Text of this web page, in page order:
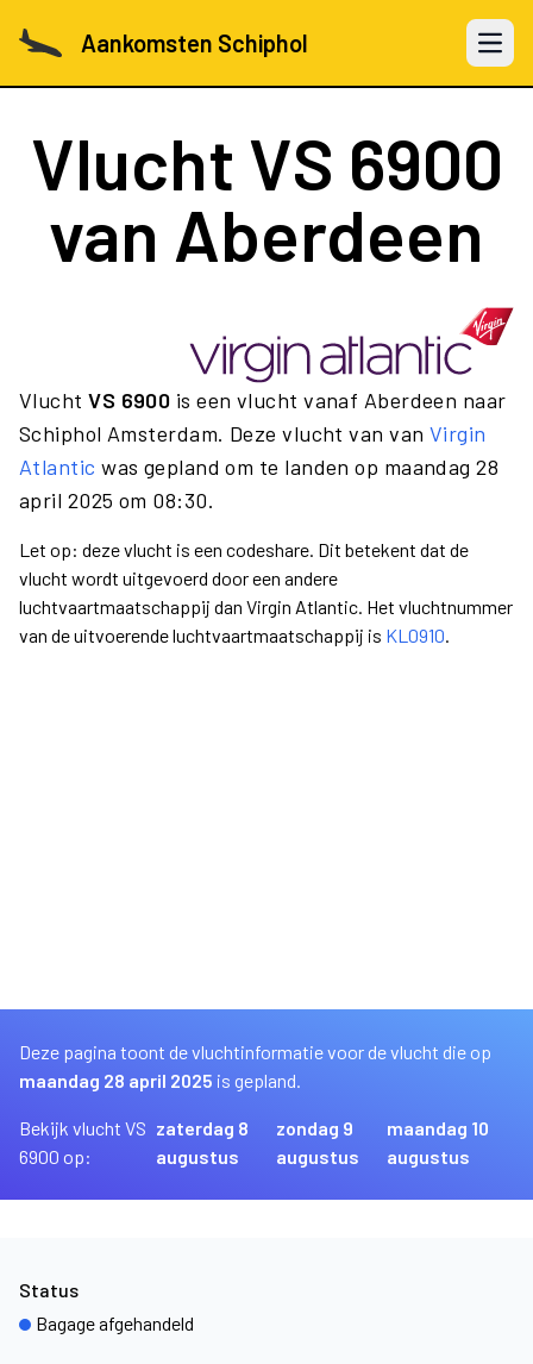
Aankomsten Schiphol Open
Vlucht VS 6900
van Aberdeen
VluchtVS 6900 is een vlucht vanaf Aberdeen naar
Schiphol Amsterdam. Deze vlucht van vanVirgin
Atlantic was gepland om te landen op maandag 28
april 2025 om 08:30.
Let op: deze vlucht is een codeshare. Dit betekent dat de
vlucht wordt uitgevoerd door een andere
luchtvaartmaatschappij dan Virgin Atlantic. Het vluchtnummer
van de uitvoerende luchtvaartmaatschappij is KL0910.
Deze pagina toont de vluchtinformatie voor de vlucht die op
maandag 28 april 2025 is gepland.
Bekijk vlucht VS
6900 op:
zaterdag 8
augustus
zondag 9
augustus
maandag 10
augustus
Status
Bagage afgehandeld